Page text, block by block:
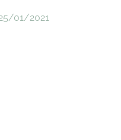
01/2021